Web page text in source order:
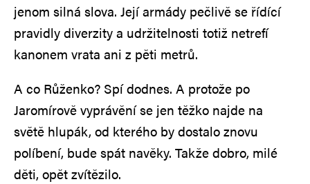
jenom silná slova. Její armády pečlivě se řídící
pravidly diverzity a udržitelnosti totiž netrefí
kanonem vrata ani z pěti metrů.
A co Růženko? Spí dodnes. A protože po
Jaromírově vyprávění se jen těžko najde na
světě hlupák, od kterého by dostalo znovu
políbení, bude spát navěky. Takže dobro, milé
děti, opět zvítězilo.